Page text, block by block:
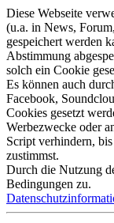
Diese Webseite
(u.a. in News,
gespeichert werden
Abstimmung
solch ein Cookie
Es können auch
Facebook,
Cookies gesetzt
Werbezwecke oder
Script verhindern,
zustimmst.
Durch die Nutzung
Bedingungen zu.